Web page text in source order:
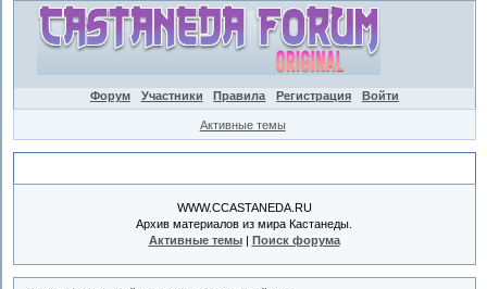
Форум Участники Правила Регистрация Войти
Активные темы
WWW.CCASTANEDA.RU
Архив материалов из мира Кастанеды.
Активные темы| Поиск форума